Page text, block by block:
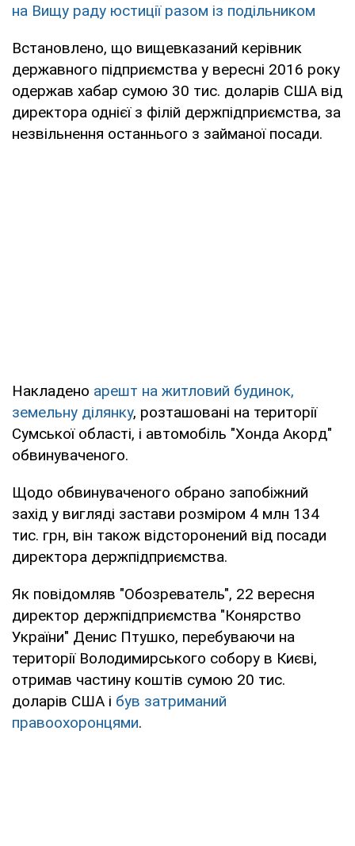
на Вищу раду юстиції разом із подільником
Встановлено, що вищевказаний керівник
державного підприємства у вересні 2016 року
одержав хабар сумою 30 тис. доларів США від
директора однієї з філій держпідприємства, за
незвільнення останнього з займаної посади.
Накладено арешт на житловий будинок,
земельну ділянку, розташовані на території
Сумської області, і автомобіль "Хонда Акорд"
обвинуваченого.
Щодо обвинуваченого обрано запобіжний
захід у вигляді застави розміром 4 млн 134
тис. грн, він також відсторонений від посади
директора держпідприємства.
Як повідомляв "Обозреватель", 22 вересня
директор держпідприємства "Конярство
України" Денис Птушко, перебуваючи на
території Володимирського собору в Києві,
отримав частину коштів сумою 20 тис.
доларів США і був затриманий
правоохоронцями.